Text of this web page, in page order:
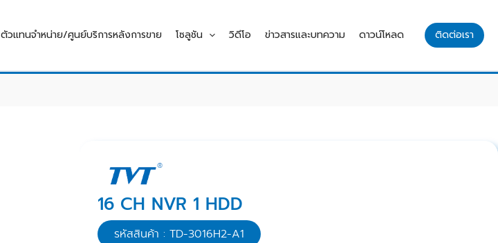
ตัวแทนจำหน่าย/ศูนย์บริการหลังการขาย โซลูชัน วิดีโอ ข่าวสารและบทความ ดาวน์โหลด ติดต่อเรา
16 CH NVR 1 HDD
รหัสสินค้า : TD-3016H2-A1